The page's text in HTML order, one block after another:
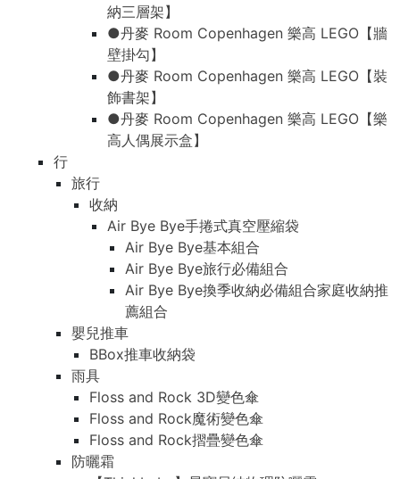
納三層架】
●丹麥 Room Copenhagen 樂高 LEGO【牆
壁掛勾】
●丹麥 Room Copenhagen 樂高 LEGO【裝
飾書架】
●丹麥 Room Copenhagen 樂高 LEGO【樂
高人偶展示盒】
行
旅行
收納
Air Bye Bye手捲式真空壓縮袋
Air Bye Bye基本組合
Air Bye Bye旅行必備組合
Air Bye Bye換季收納必備組合家庭收納推
薦組合
嬰兒推車
BBox推車收納袋
雨具
Floss and Rock 3D變色傘
Floss and Rock魔術變色傘
Floss and Rock摺疊變色傘
防曬霜